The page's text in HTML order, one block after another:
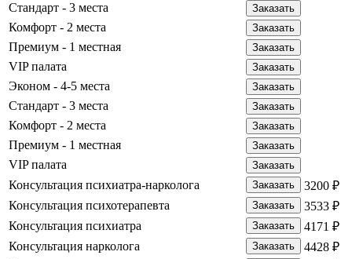
Стандарт - 3 места Заказать
Комфорт - 2 места Заказать
Премиум - 1 местная Заказать
VIP палата Заказать
Эконом - 4-5 места Заказать
Стандарт - 3 места Заказать
Комфорт - 2 места Заказать
Премиум - 1 местная Заказать
VIP палата Заказать
Консультация психиатра-нарколога Заказать
3200 ₽
Консультация психотерапевта
Заказать
3533 ₽
Консультация психиатра
Заказать
4171 ₽
Консультация нарколога
Заказать
4428 ₽